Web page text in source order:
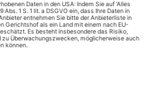
den Virtuosen. Dabei
an die Brust; sein
aus der «Suite